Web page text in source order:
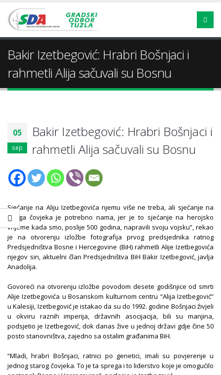
Bakir Izetbegović: Hrabri Bošnjaci i
rahmetli Alija sačuvali su Bosnu
05
sep
Bakir Izetbegović: Hrabri Bošnjaci i
rahmetli Alija sačuvali su Bosnu
Sjećanje na Aliju Izetbegovića njemu više ne treba, ali sjećanje na
ovoga čovjeka je potrebno nama, jer je to sjećanje na herojsko
vrijeme kada smo, poslije 500 godina, napravili svoju vojsku”, rekao
je na otvorenju izložbe fotografija prvog predsjednika ratnog
Predsjedništva Bosne i Hercegovine (BiH) rahmetli Alije Izetbegovića
njegov sin, aktuelni član Predsjedništva BiH Bakir Izetbegović, javlja
Anadolija.
Govoreći na otvorenju izložbe povodom desete godišnjice od smrti
Alije Izetbegovića u Bosanskom kulturnom centru “Alija Izetbegović”
u Kalesiji, Izetbegović je istakao da su do 1992. godine Bošnjaci živjeli
u okviru raznih imperija, državnih asocijacija, bili su manjina,
podsjetio je Izetbegović, dok danas žive u jednoj državi gdje čine 50
posto stanovništva, zajedno sa ostalim građanima BiH.
“Mladi, hrabri Bošnjaci, ratnici po genetici, imali su povjerenje u
jednog starog čovjeka. To je ta sprega i to liderstvo koje je omogućilo